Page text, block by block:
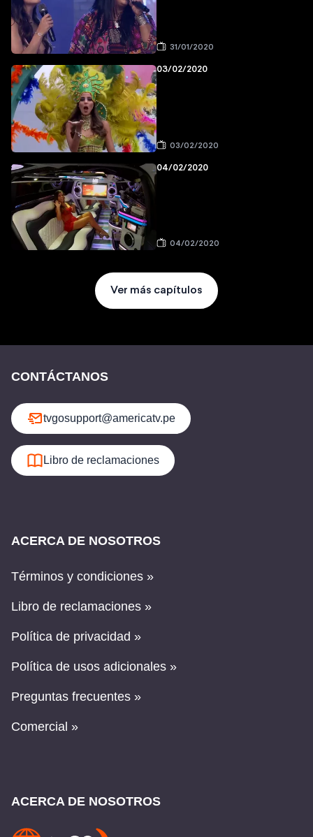
31/01/2020
03/02/2020
03/02/2020
04/02/2020
04/02/2020
Ver más capítulos
CONTÁCTANOS
tvgosupport@americatv.pe
Libro de reclamaciones
ACERCA DE NOSOTROS
Términos y condiciones »
Libro de reclamaciones »
Política de privacidad »
Política de usos adicionales »
Preguntas frecuentes »
Comercial »
ACERCA DE NOSOTROS